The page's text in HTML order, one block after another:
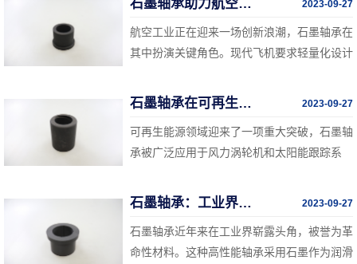
提高医疗诊断和治疗的准确性，改善患者的医
疗体验。
石墨轴承助力航空工业的创新 2023-09-27
航空工业正在迎来一场创新浪潮，石墨轴承在
其中扮演关键角色。现代飞机要求轻量化设计
使其成为理想的选择。石墨轴承被广泛应用于
能、燃油效率和可维护性。
石墨轴承在可再生能源领域的应用 2023-09-27
可再生能源领域迎来了一项重大突破，石墨轴
承被广泛应用于风力涡轮机和太阳能跟踪系
件，石墨轴承的高耐磨性和低摩擦特性使其成
设备的可靠性和效率，推动清洁能源的更广泛
采用。
石墨轴承：工业界的革命性材料 2023-09-27
石墨轴承近年来在工业界崭露头角，被誉为革
命性材料。这种高性能轴承采用石墨作为润滑